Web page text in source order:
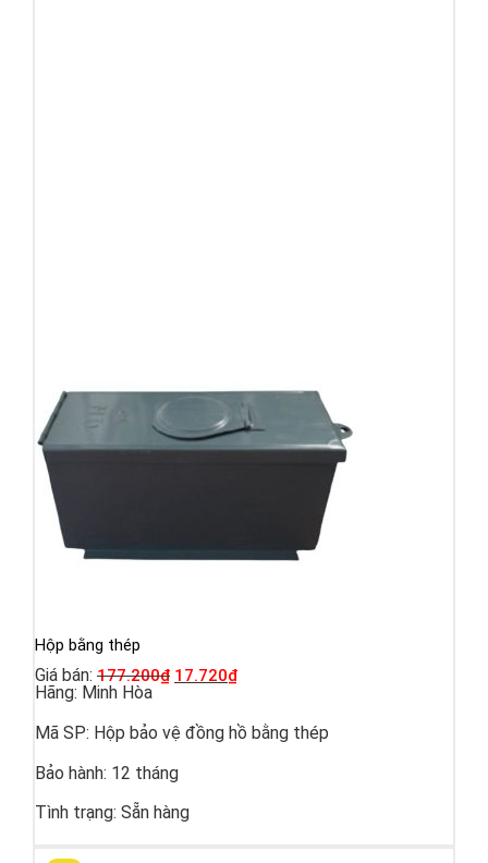
Hộp bằng thép
Giá bán: 177.200₫ 17.720₫
Hãng: Minh Hòa
Mã SP: Hộp bảo vệ đồng hồ bằng thép
Bảo hành: 12 tháng
Tình trạng: Sẵn hàng